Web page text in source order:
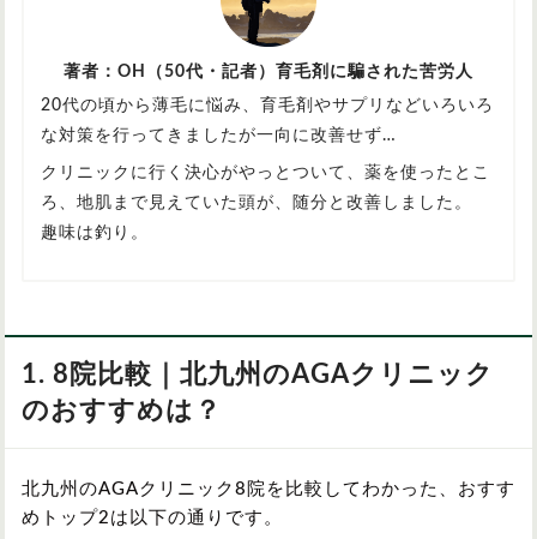
著者：OH（50代・記者）育毛剤に騙された苦労人
20代の頃から薄毛に悩み、育毛剤やサプリなどいろいろ
な対策を行ってきましたが一向に改善せず…
クリニックに行く決心がやっとついて、薬を使ったとこ
ろ、地肌まで見えていた頭が、随分と改善しました。
趣味は釣り。
1. 8院比較｜北九州のAGAクリニック
のおすすめは？
北九州のAGAクリニック8院を比較してわかった、おすす
めトップ2は以下の通りです。